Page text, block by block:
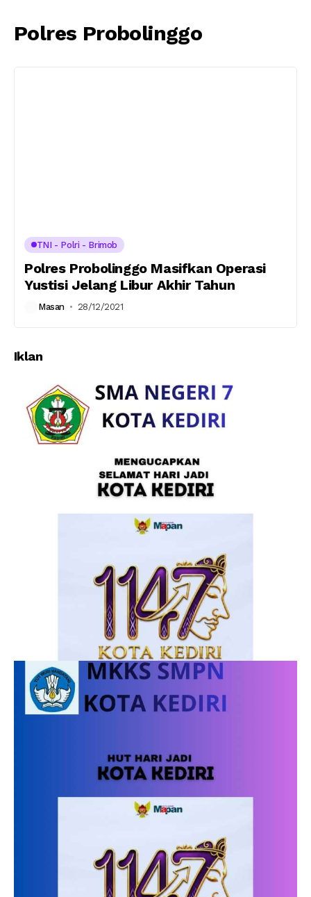
Polres Probolinggo
TNI - Polri - Brimob
Polres Probolinggo Masifkan Operasi
Yustisi Jelang Libur Akhir Tahun
Masan 28/12/2021
Iklan